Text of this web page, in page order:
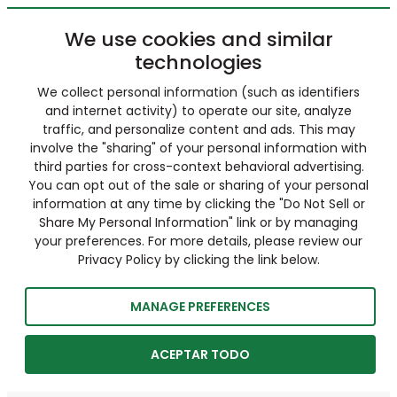
We use cookies and similar
technologies
We collect personal information (such as identifiers
and internet activity) to operate our site, analyze
traffic, and personalize content and ads. This may
involve the "sharing" of your personal information with
third parties for cross-context behavioral advertising.
You can opt out of the sale or sharing of your personal
information at any time by clicking the "Do Not Sell or
Share My Personal Information" link or by managing
your preferences. For more details, please review our
Privacy Policy by clicking the link below.
MANAGE PREFERENCES
ACEPTAR TODO